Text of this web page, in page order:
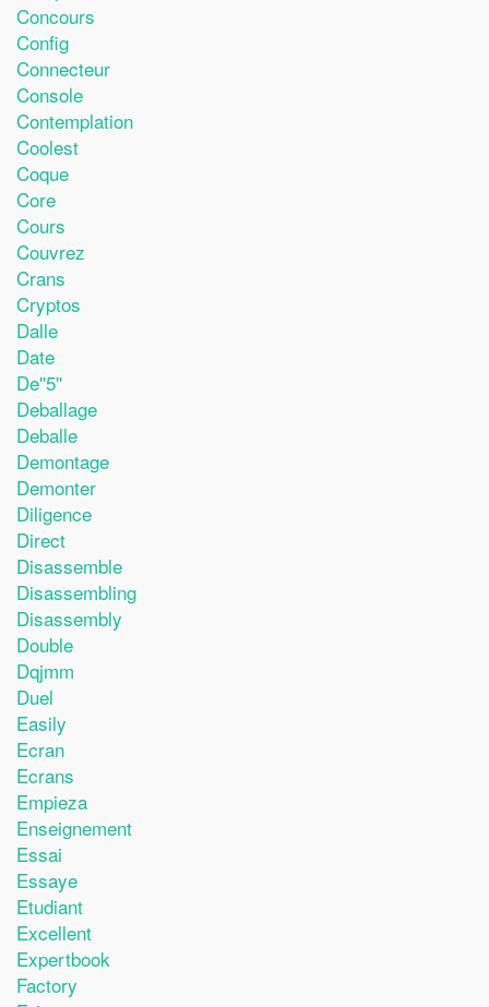
Concours
Config
Connecteur
Console
Contemplation
Coolest
Coque
Core
Cours
Couvrez
Crans
Cryptos
Dalle
Date
De''5''
Deballage
Deballe
Demontage
Demonter
Diligence
Direct
Disassemble
Disassembling
Disassembly
Double
Dqjmm
Duel
Easily
Ecran
Ecrans
Empieza
Enseignement
Essai
Essaye
Etudiant
Excellent
Expertbook
Factory